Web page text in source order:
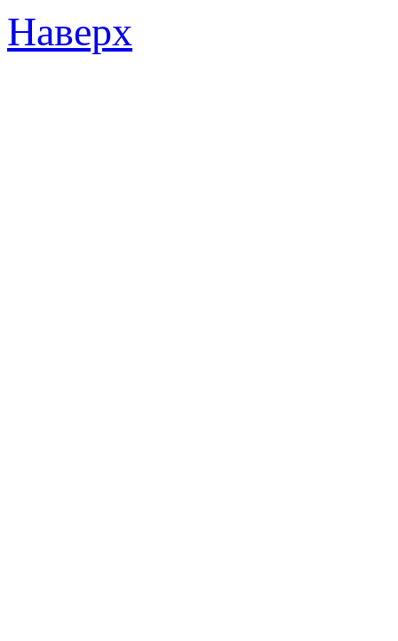
Наверх